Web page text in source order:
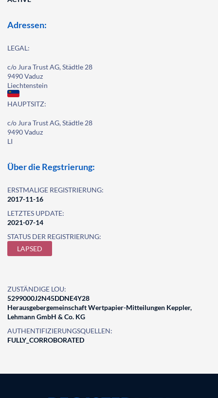
Adressen:
LEGAL:
c/o Jura Trust AG, Städtle 28
9490 Vaduz
Liechtenstein
HAUPTSITZ:
c/o Jura Trust AG, Städtle 28
9490 Vaduz
LI
Über die Regstrierung:
ERSTMALIGE REGISTRIERUNG:
2017-11-16
LETZTES UPDATE:
2021-07-14
STATUS DER REGISTRIERUNG:
LAPSED
ZUSTÄNDIGE LOU:
5299000J2N45DDNE4Y28
Herausgebergemeinschaft Wertpapier-Mitteilungen Keppler,
Lehmann GmbH & Co. KG
AUTHENTIFIZIERUNGSQUELLEN:
FULLY_CORROBORATED